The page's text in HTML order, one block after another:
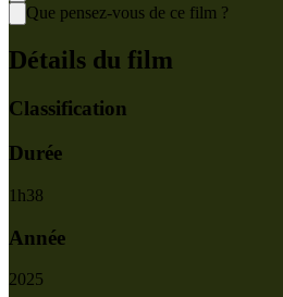
Que pensez-vous de ce film ?
Détails du film
Classification
Durée
1 h38
Année
2025